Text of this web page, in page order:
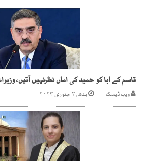
قاسم کے ابا کو حمید کی اماں نظرنہیں آتیں،
ویب ڈیسک بدھ, ۳ جنوری ۲۰۲۴